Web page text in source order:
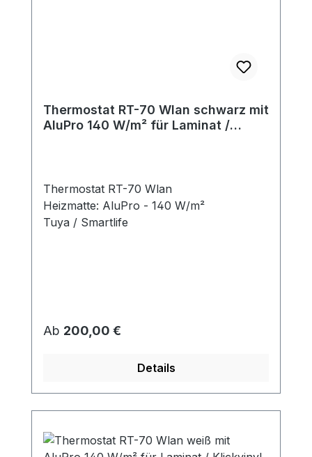
Thermostat RT-70 Wlan schwarz mit
AluPro 140 W/m² für Laminat /
Thermostat RT-70 Wlan
Heizmatte: AluPro - 140 W/m²
Tuya / Smartlife
Regulärer Preis:
Ab 200,00 €
Details